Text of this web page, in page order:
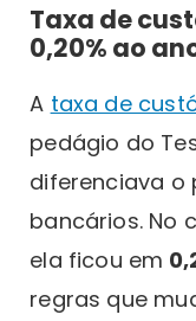
Taxa de
0,20% ao
A taxa de
pedágio do
diferenciava o
bancários. No
ela ficou em
regras que